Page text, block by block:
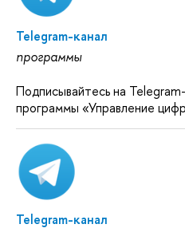
Telegram-канал
программы
Подписывайтесь на
программы «Управление
Telegram-канал